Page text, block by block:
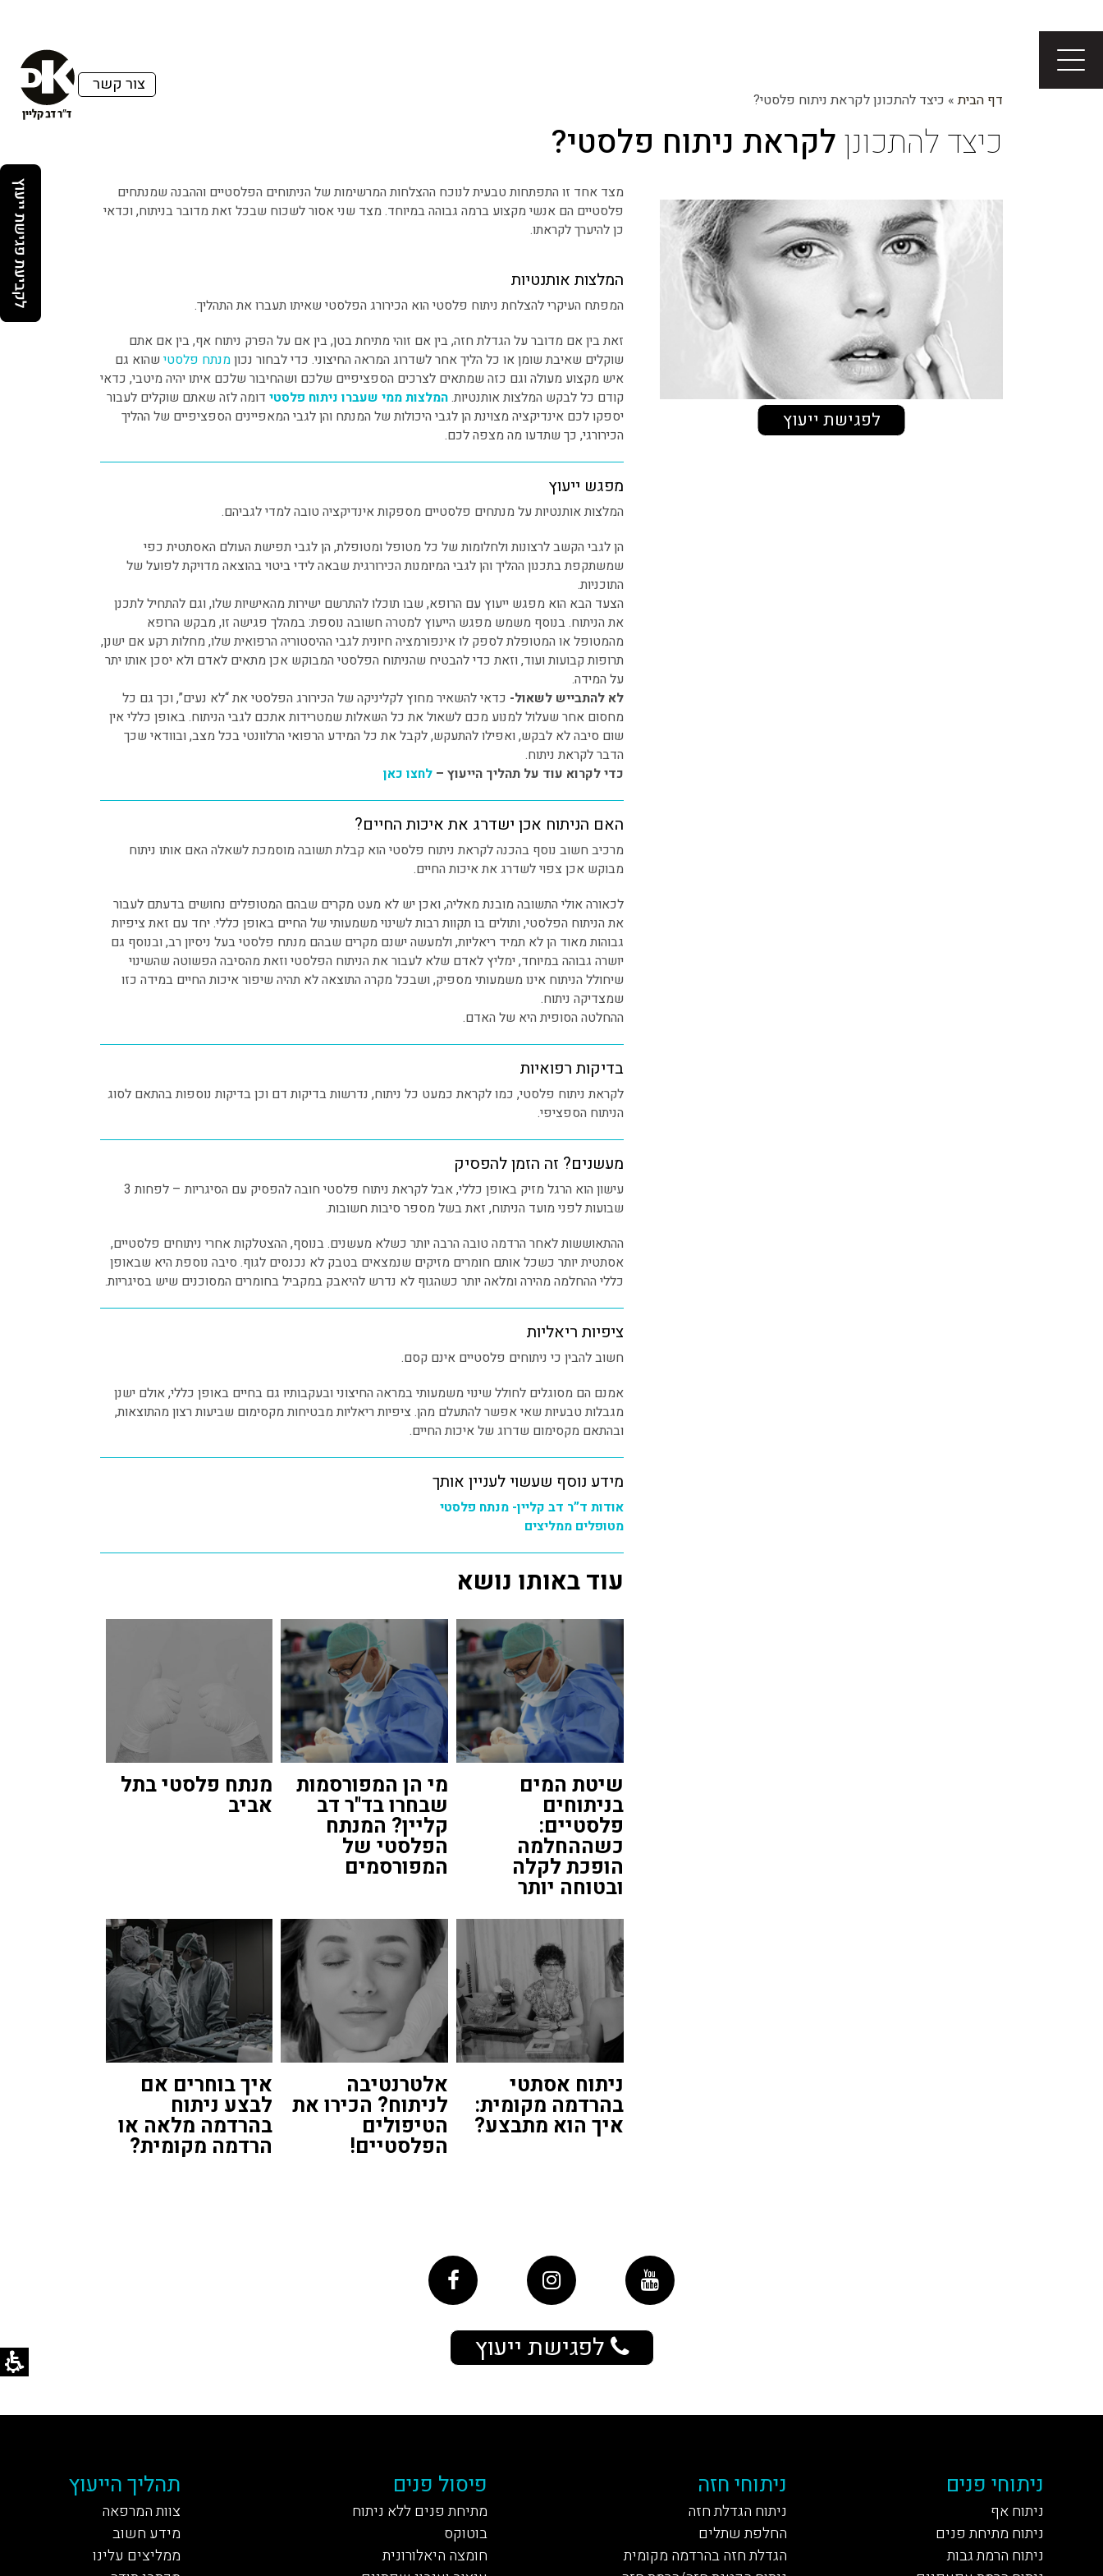
צור קשר
דף הבית» כיצד להתכונן לקראת ניתוח פלסטי?
כיצד להתכונןלקראת ניתוח פלסטי?
לפגישת ייעוץ
מצד אחד זו התפתחות טבעית לנוכח ההצלחות המרשימות של הניתוחים הפלסטיים וההבנה שמנתחים
פלסטיים הם אנשי מקצוע ברמה גבוהה במיוחד. מצד שני אסור לשכוח שבכל זאת מדובר בניתוח, וכדאי
כן להיערך לקראתו.
המלצות אותנטיות
המפתח העיקרי להצלחת ניתוח פלסטי הוא הכירורג הפלסטי שאיתו תעברו את התהליך.
זאת בין אם מדובר על הגדלת חזה, בין אם זוהי מתיחת בטן, בין אם על הפרק ניתוח אף, בין אם אתם
שוקלים שאיבת שומן או כל הליך אחר לשדרוג המראה החיצוני. כדי לבחור נכוןמנתח פלסטי שהוא גם
איש מקצוע מעולה וגם כזה שמתאים לצרכים הספציפיים שלכם ושהחיבור שלכם איתו יהיה מיטבי, כדאי
קודם כל לבקש המלצות אותנטיות.המלצות ממי שעברו ניתוח פלסטי דומה לזה שאתם שוקלים לעבור
יספקו לכם אינדיקציה מצוינת הן לגבי היכולות של המנתח והן לגבי המאפיינים הספציפיים של ההליך
הכירורגי, כך שתדעו מה מצפה לכם.
מפגש ייעוץ
המלצות אותנטיות על מנתחים פלסטיים מספקות אינדיקציה טובה למדי לגביהם.
הן לגבי הקשב לרצונות ולחלומות של כל מטופל ומטופלת, הן לגבי תפישת העולם האסתטית כפי
שמשתקפת בתכנון ההליך והן לגבי המיומנות הכירורגית שבאה לידי ביטוי בהוצאה מדויקת לפועל של
התוכניות.
הצעד הבא הוא מפגש ייעוץ עם הרופא, שבו תוכלו להתרשם ישירות מהאישיות שלו, וגם להתחיל לתכנן
את הניתוח. בנוסף משמש מפגש הייעוץ למטרה חשובה נוספת: במהלך פגישה זו, מבקש הרופא
מהמטופל או המטופלת לספק לו אינפורמציה חיונית לגבי ההיסטוריה הרפואית שלו, מחלות רקע אם ישנן,
תרופות קבועות ועוד, וזאת כדי להבטיח שהניתוח הפלסטי המבוקש אכן מתאים לאדם ולא יסכן אותו יתר
על המידה.
לא להתבייש לשאול- כדאי להשאיר מחוץ לקליניקה של הכירורג הפלסטי את “לא נעים”, וכך גם כל
מחסום אחר שעלול למנוע מכם לשאול את כל השאלות שמטרידות אתכם לגבי הניתוח. באופן כללי אין
שום סיבה לא לבקש, ואפילו להתעקש, לקבל את כל המידע הרפואי הרלוונטי בכל מצב, ובוודאי שכך
הדבר לקראת ניתוח.
כדי לקרוא עוד על תהליך הייעוץ – לחצו כאן
האם הניתוח אכן ישדרג את איכות החיים?
מרכיב חשוב נוסף בהכנה לקראת ניתוח פלסטי הוא קבלת תשובה מוסמכת לשאלה האם אותו ניתוח
מבוקש אכן צפוי לשדרג את איכות החיים.
לכאורה אולי התשובה מובנת מאליה, ואכן יש לא מעט מקרים שבהם המטופלים נחושים בדעתם לעבור
את הניתוח הפלסטי, ותולים בו תקוות רבות לשינוי משמעותי של החיים באופן כללי. יחד עם זאת ציפיות
גבוהות מאוד הן לא תמיד ריאליות, ולמעשה ישנם מקרים שבהם מנתח פלסטי בעל ניסיון רב, ובנוסף גם
יושרה גבוהה במיוחד, ימליץ לאדם שלא לעבור את הניתוח הפלסטי וזאת מהסיבה הפשוטה שהשינוי
שיחולל הניתוח אינו משמעותי מספיק, ושבכל מקרה התוצאה לא תהיה שיפור איכות החיים במידה כזו
שמצדיקה ניתוח.
ההחלטה הסופית היא של האדם.
בדיקות רפואיות
לקראת ניתוח פלסטי, כמו לקראת כמעט כל ניתוח, נדרשות בדיקות דם וכן בדיקות נוספות בהתאם לסוג
הניתוח הספציפי.
מעשנים? זה הזמן להפסיק
עישון הוא הרגל מזיק באופן כללי, אבל לקראת ניתוח פלסטי חובה להפסיק עם הסיגריות – לפחות 3
שבועות לפני מועד הניתוח, זאת בשל מספר סיבות חשובות.
ההתאוששות לאחר הרדמה טובה הרבה יותר כשלא מעשנים. בנוסף, ההצטלקות אחרי ניתוחים פלסטיים,
אסתטית יותר כשכל אותם חומרים מזיקים שנמצאים בטבק לא נכנסים לגוף. סיבה נוספת היא שבאופן
כללי ההחלמה מהירה ומלאה יותר כשהגוף לא נדרש להיאבק במקביל בחומרים המסוכנים שיש בסיגריות.
ציפיות ריאליות
חשוב להבין כי ניתוחים פלסטיים אינם קסם.
אמנם הם מסוגלים לחולל שינוי משמעותי במראה החיצוני ובעקבותיו גם בחיים באופן כללי, אולם ישנן
מגבלות טבעיות שאי אפשר להתעלם מהן. ציפיות ריאליות מבטיחות מקסימום שביעות רצון מהתוצאות,
ובהתאם מקסימום שדרוג של איכות החיים.
מידע נוסף שעשוי לעניין אותך
אודות ד”ר דב קליין- מנתח פלסטי
מטופלים ממליצים
עוד באותו נושא
שיטת המים
בניתוחים
פלסטיים:
כשההחלמה
הופכת לקלה
ובטוחה יותר
מי הן המפורסמות
שבחרו בד"ר דב
קליין? המנתח
הפלסטי של
המפורסמים
מנתח פלסטי בתל
אביב
ניתוח אסתטי
בהרדמה מקומית:
איך הוא מתבצע?
אלטרנטיבה
לניתוח? הכירו את
הטיפולים
הפלסטיים!
איך בוחרים אם
לבצע ניתוח
בהרדמה מלאה או
הרדמה מקומית?
לפגישת ייעוץ
ניתוחי פנים
ניתוח אף
ניתוח מתיחת פנים
ניתוח הרמת גבות
ניתוחי חזה
ניתוח הגדלת חזה
החלפת שתלים
הגדלת חזה בהרדמה מקומית
פיסול פנים
מתיחת פנים ללא ניתוח
בוטוקס
חומצה היאלורונית
תהליך הייעוץ
צוות המרפאה
מידע חשוב
ממליצים עלינו